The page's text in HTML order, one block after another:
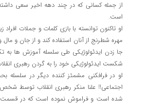
از جمله کسانی که در چند دهه اخیر سعی
است.
او تاکنون توانسته با بازی کلمات و جملات
مهره شطرنج از آنان استفاده کند و از جان و
جا زدن ایدئولوژیکی طی سلسله آموزش ها به
شکست ایدئولوژیکی خود را به گردن رهبری
او در فرافکنی مشمئز کننده دیگر در
اجتماعی!! علنا منکر رهبری انقلاب توسط
شده است و فراموش نموده است که در قسمت